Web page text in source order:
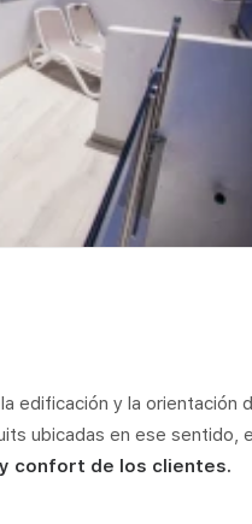
edificación y la orientación
ubicadas en ese sentido,
confort de los clientes.